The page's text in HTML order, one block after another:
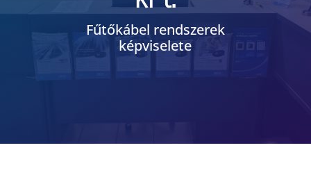
Fűtőkábel rendszerek
képviselete